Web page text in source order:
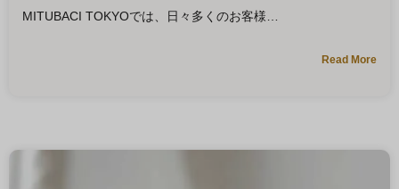
MITUBACI TOKYOでは、日々多くのお客様
Read More